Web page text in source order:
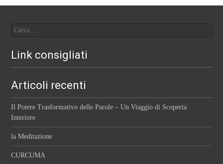
per:
Link consigliati
Articoli recenti
Il Potere Trasformativo delle Parole – Un Viaggio di Scoperta
Interiore
la Meditazione
CURCUMA